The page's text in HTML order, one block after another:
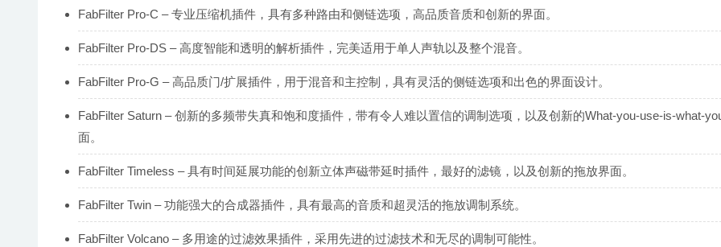
FabFilter Pro-C – 专业压缩机插件，具有多种路由和侧链选项，高品质音质和创新的界面。
FabFilter Pro-DS – 高度智能和透明的解析插件，完美适用于单人声轨以及整个混音。
FabFilter Pro-G – 高品质门/扩展插件，用于混音和主控制，具有灵活的侧链选项和出色的界面设计。
FabFilter Saturn – 创新的多频带失真和饱和度插件，带有令人难以置信的调制选项，以及创新的What-you-use-is-what-
面。
FabFilter Timeless – 具有时间延展功能的创新立体声磁带延时插件，最好的滤镜，以及创新的拖放界面。
FabFilter Twin – 功能强大的合成器插件，具有最高的音质和超灵活的拖放调制系统。
FabFilter Volcano – 多用途的过滤效果插件，采用先进的过滤技术和无尽的调制可能性。